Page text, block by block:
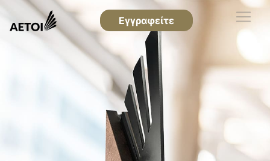
Εγγραφείτε